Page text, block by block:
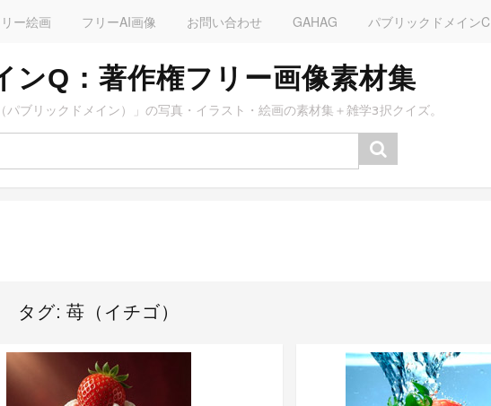
ー絵画 フリーAI画像 お問い合わせ GAHAG パブリックドメインC
ンQ：著作権フリー画像素材集
ブリックドメイン）」の写真・イラスト・絵画の素材集＋雑学3択クイズ。
タグ: 苺（イチゴ）